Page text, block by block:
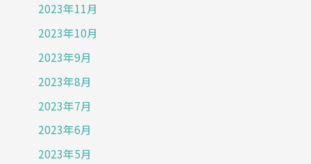
2023年11月
2023年10月
2023年9月
2023年8月
2023年7月
2023年6月
2023年5月